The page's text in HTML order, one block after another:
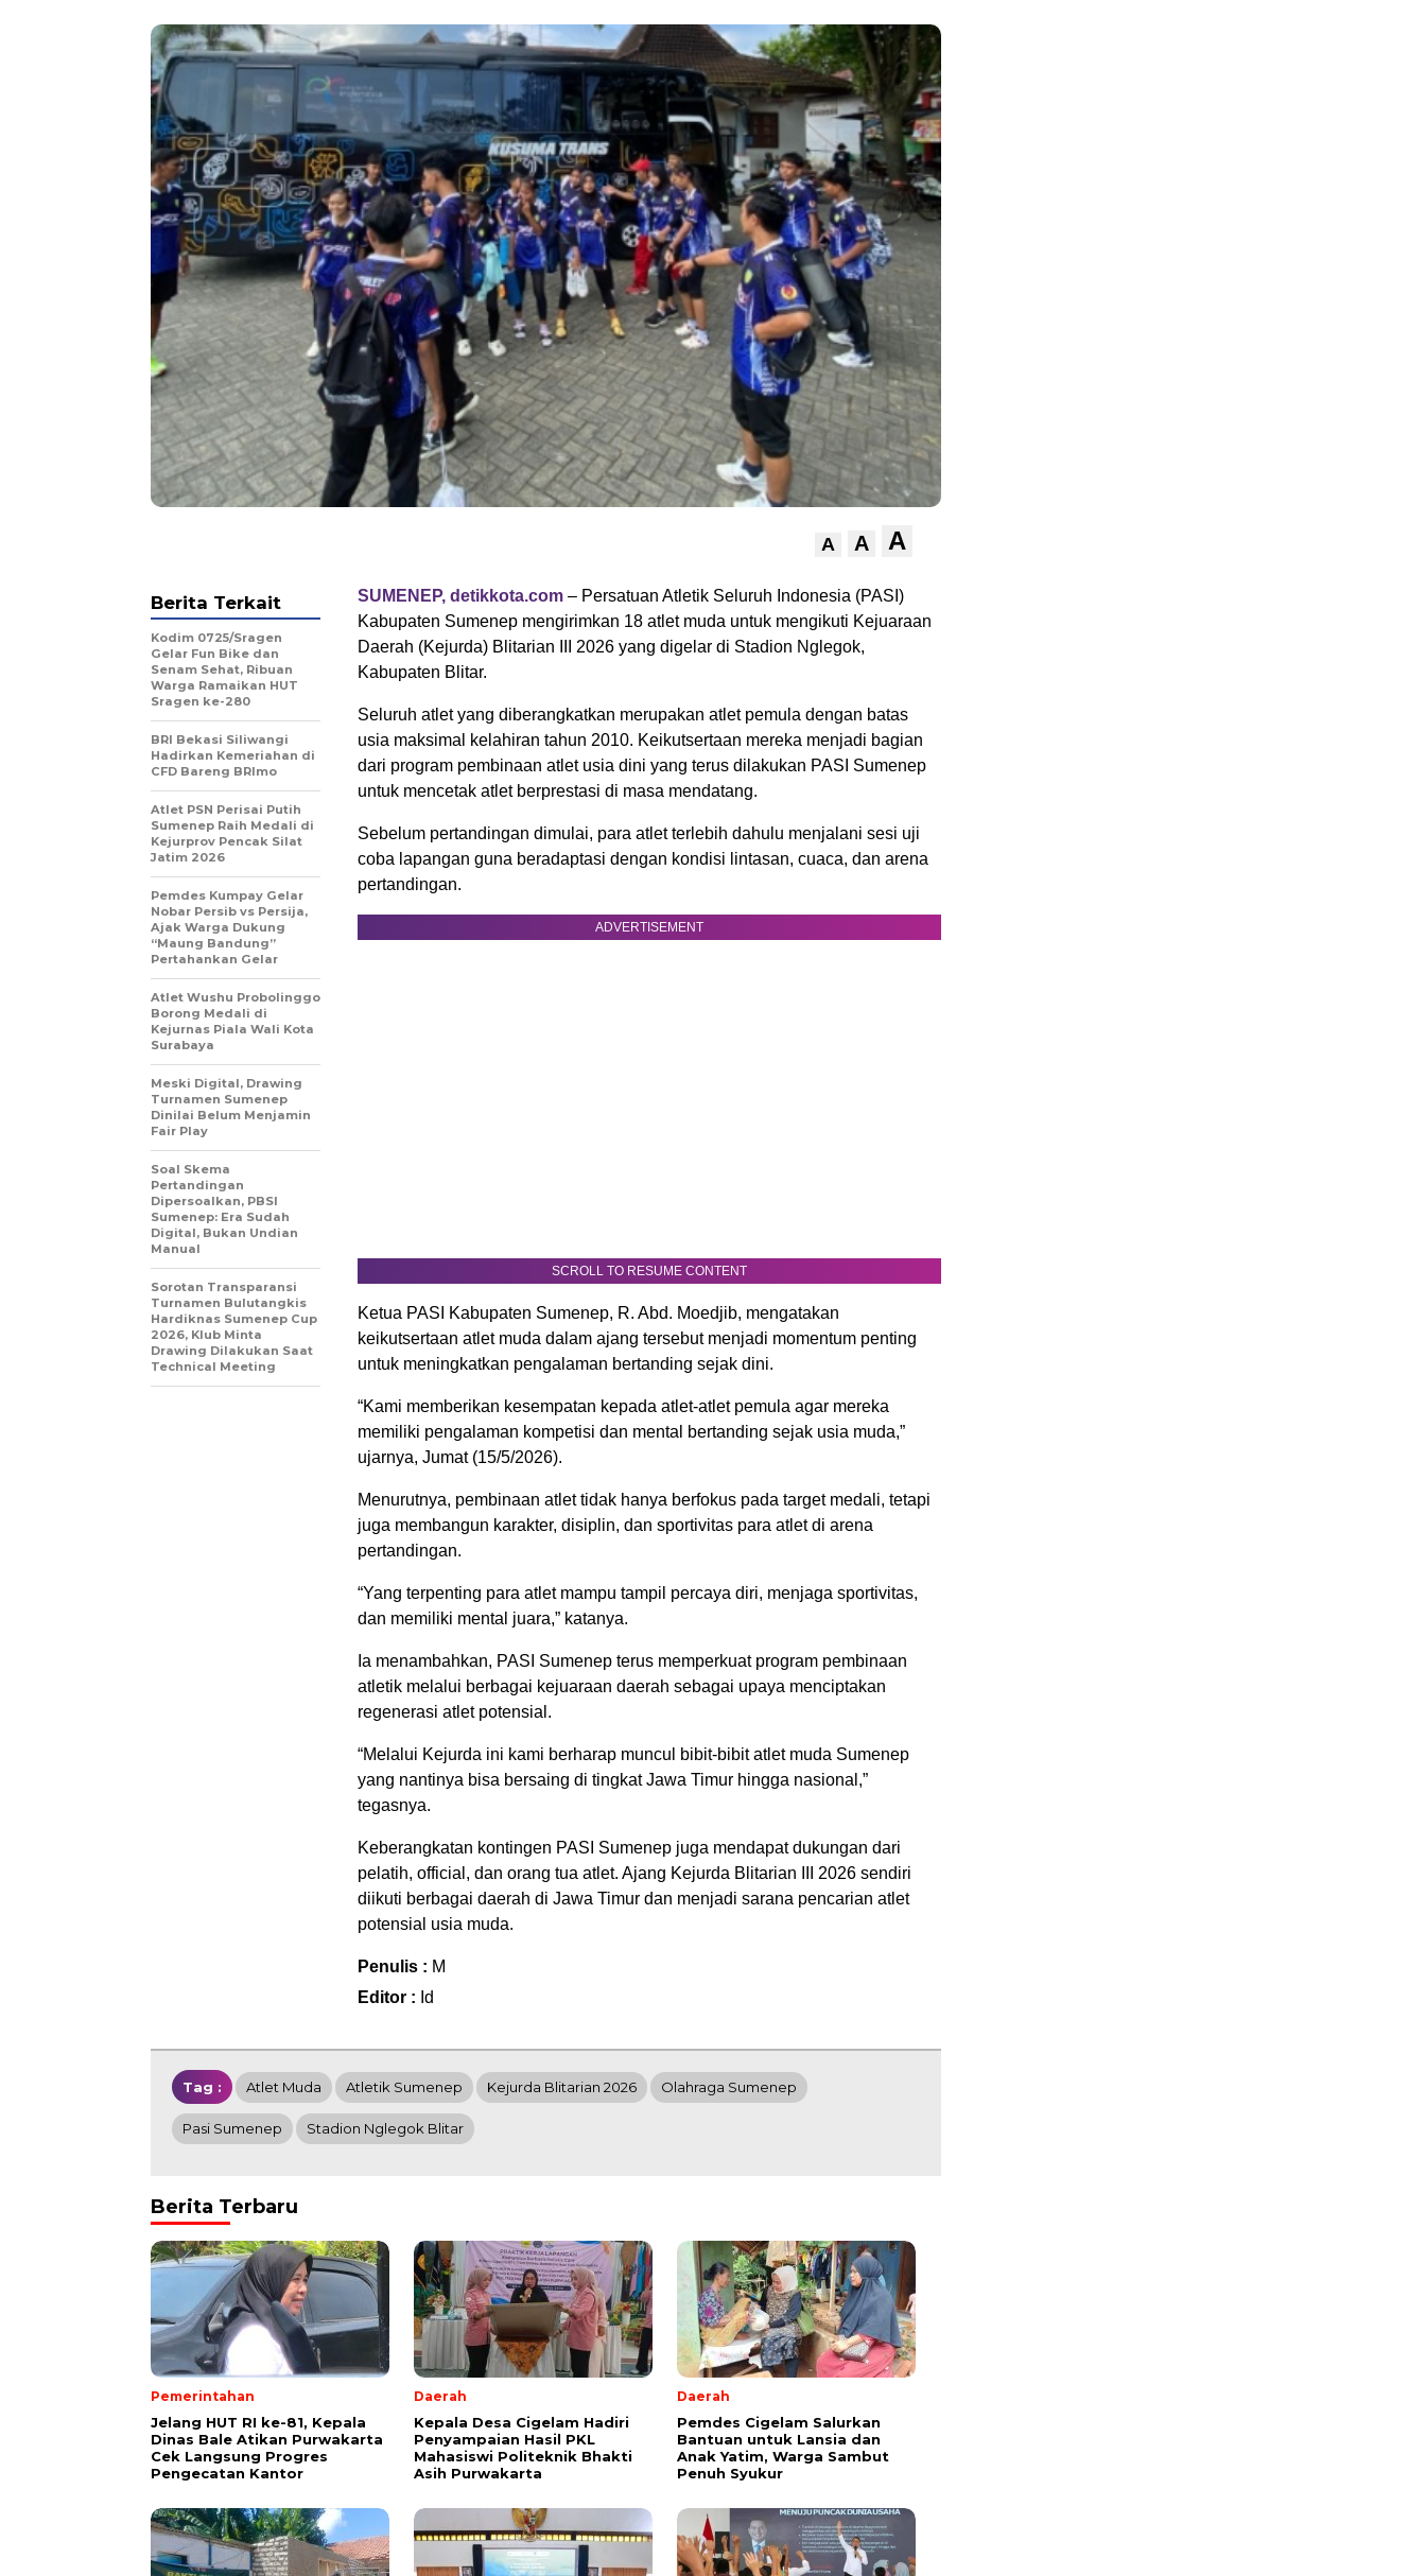
A A A
SUMENEP, detikkota.com – Persatuan Atletik Seluruh Indonesia (PASI)
Kabupaten Sumenep mengirimkan 18 atlet muda untuk mengikuti Kejuaraan
Daerah (Kejurda) Blitarian III 2026 yang digelar di Stadion Nglegok,
Kabupaten Blitar.
Seluruh atlet yang diberangkatkan merupakan atlet pemula dengan batas
usia maksimal kelahiran tahun 2010. Keikutsertaan mereka menjadi bagian
dari program pembinaan atlet usia dini yang terus dilakukan PASI Sumenep
untuk mencetak atlet berprestasi di masa mendatang.
Sebelum pertandingan dimulai, para atlet terlebih dahulu menjalani sesi uji
coba lapangan guna beradaptasi dengan kondisi lintasan, cuaca, dan arena
pertandingan.
ADVERTISEMENT
SCROLL TO RESUME CONTENT
Ketua PASI Kabupaten Sumenep, R. Abd. Moedjib, mengatakan
keikutsertaan atlet muda dalam ajang tersebut menjadi momentum penting
untuk meningkatkan pengalaman bertanding sejak dini.
“Kami memberikan kesempatan kepada atlet-atlet pemula agar mereka
memiliki pengalaman kompetisi dan mental bertanding sejak usia muda,”
ujarnya, Jumat (15/5/2026).
Menurutnya, pembinaan atlet tidak hanya berfokus pada target medali, tetapi
juga membangun karakter, disiplin, dan sportivitas para atlet di arena
pertandingan.
“Yang terpenting para atlet mampu tampil percaya diri, menjaga sportivitas,
dan memiliki mental juara,” katanya.
Ia menambahkan, PASI Sumenep terus memperkuat program pembinaan
atletik melalui berbagai kejuaraan daerah sebagai upaya menciptakan
regenerasi atlet potensial.
“Melalui Kejurda ini kami berharap muncul bibit-bibit atlet muda Sumenep
yang nantinya bisa bersaing di tingkat Jawa Timur hingga nasional,”
tegasnya.
Keberangkatan kontingen PASI Sumenep juga mendapat dukungan dari
pelatih, official, dan orang tua atlet. Ajang Kejurda Blitarian III 2026 sendiri
diikuti berbagai daerah di Jawa Timur dan menjadi sarana pencarian atlet
potensial usia muda.
Penulis : M
Editor : Id
Berita Terkait
Kodim 0725/Sragen
Gelar Fun Bike dan
Senam Sehat, Ribuan
Warga Ramaikan HUT
Sragen ke-280
BRI Bekasi Siliwangi
Hadirkan Kemeriahan di
CFD Bareng BRImo
Atlet PSN Perisai Putih
Sumenep Raih Medali di
Kejurprov Pencak Silat
Jatim 2026
Pemdes Kumpay Gelar
Nobar Persib vs Persija,
Ajak Warga Dukung
“Maung Bandung”
Pertahankan Gelar
Atlet Wushu Probolinggo
Borong Medali di
Kejurnas Piala Wali Kota
Surabaya
Meski Digital, Drawing
Turnamen Sumenep
Dinilai Belum Menjamin
Fair Play
Soal Skema
Pertandingan
Dipersoalkan, PBSI
Sumenep: Era Sudah
Digital, Bukan Undian
Manual
Sorotan Transparansi
Turnamen Bulutangkis
Hardiknas Sumenep Cup
2026, Klub Minta
Drawing Dilakukan Saat
Technical Meeting
Tag : Atlet Muda Atletik Sumenep Kejurda Blitarian 2026 Olahraga Sumenep
Pasi Sumenep Stadion Nglegok Blitar
Berita Terbaru
Pemerintahan
Jelang HUT RI ke-81, Kepala
Dinas Bale Atikan Purwakarta
Cek Langsung Progres
Pengecatan Kantor
Daerah
Kepala Desa Cigelam Hadiri
Penyampaian Hasil PKL
Mahasiswi Politeknik Bhakti
Asih Purwakarta
Daerah
Pemdes Cigelam Salurkan
Bantuan untuk Lansia dan
Anak Yatim, Warga Sambut
Penuh Syukur